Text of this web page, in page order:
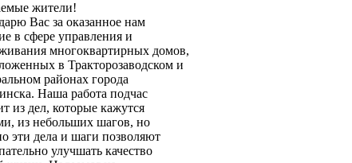
жители!
Вас за оказанное нам
в сфере управления и
многоквартирных домов,
в Тракторозаводском и
районах города
Наша работа подчас
из дел, которые кажутся
из небольших шагов, но
эти дела и шаги позволяют
улучшать качество